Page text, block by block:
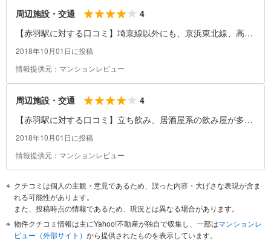
周辺施設・交通
4
【赤羽駅に対する口コミ】埼京線以外にも、京浜東北線、高崎
線などが乗り入れていて、都市部へも逆方向へもアクセスが非
モールがあり、買い物も便利。飲み屋も多く、週末の駅前広場
はかなり賑やかさがある。
2018年10月01日に投稿
情報提供元：マンションレビュー
周辺施設・交通
4
【赤羽駅に対する口コミ】立ち飲み、居酒屋系の飲み屋が多
く、若い人がデートに使えそうなしゃれたレストランが少な
2018年10月01日に投稿
情報提供元：マンションレビュー
クチコミは個人の主観・意見であるため、誤った内容・大げさな表現が含ま
れる可能性があります。
また、投稿時点の情報であるため、現況とは異なる場合があります。
物件クチコミ情報は主にYahoo!不動産が独自で収集し、一部はマンションレ
ビュー（外部サイト） から提供されたものを表示しています。